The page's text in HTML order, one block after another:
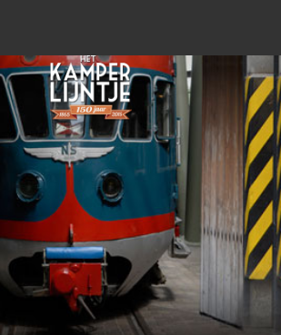
van het
READ MORE